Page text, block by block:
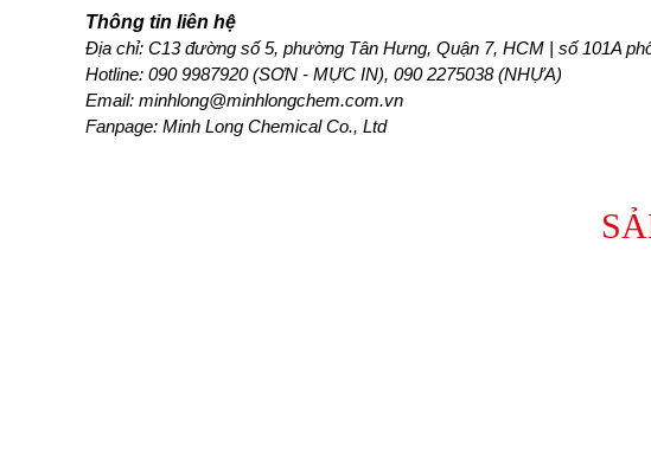
Thông tin liên hệ
Địa chỉ: C13 đường số 5, phường Tân Hưng, Quận 7, HCM | số 101A
Hotline: 090 9987920 (SƠN - MỰC IN), 090 2275038 (NHỰA)
Email: minhlong@minhlongchem.com.vn
Fanpage: Minh Long Chemical Co., Ltd